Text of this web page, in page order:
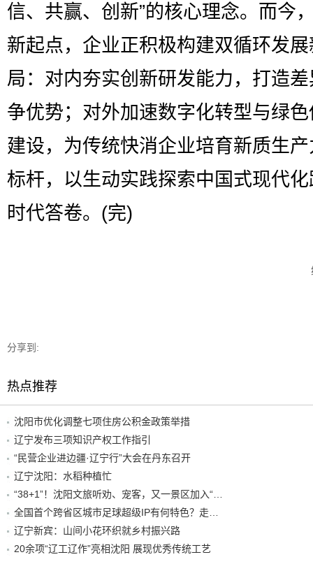
信、共赢、创新”的核心理念。而今
新起点，企业正积极构建双循环发
局：对内夯实创新研发能力，打造
争优势；对外加速数字化转型与绿
建设，为传统快消企业培育新质生
标杆，以生动实践探索中国式现代
时代答卷。(完)
分享到:
热点推荐
沈阳市优化调整七项住房公积金政策举措
辽宁发布三项知识产权工作指引
“民营企业进边疆·辽宁行”大会在丹东召开
辽宁沈阳：水稻种植忙
辽宁新宾：山间小花环织就乡村振兴路
20余项“辽工辽作”亮相沈阳 展现优秀传统工艺